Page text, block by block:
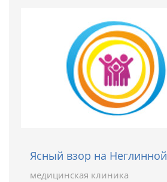
Ясный взор на Неглинной
медицинская клиника